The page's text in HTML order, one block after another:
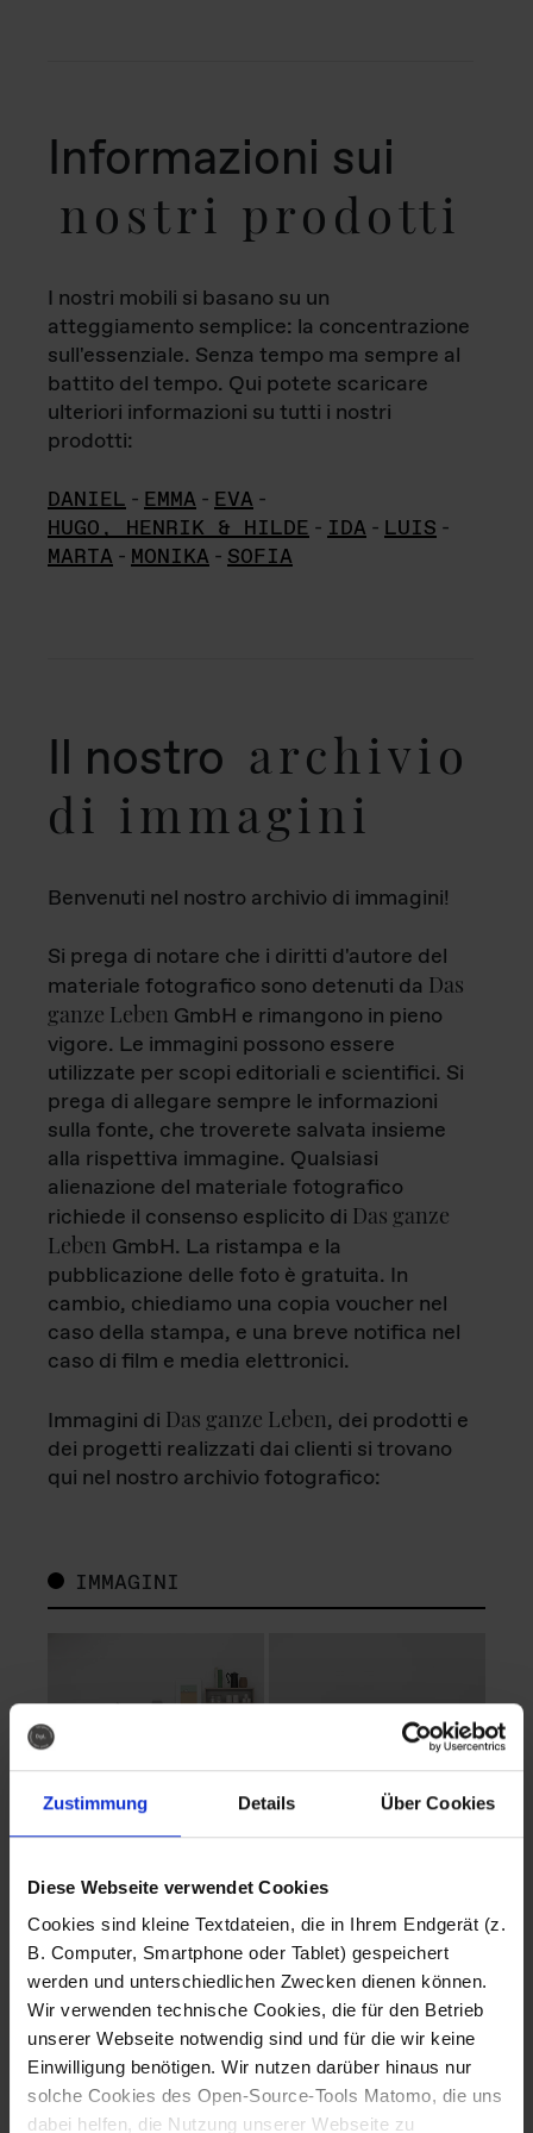
Zustimmung Details Über Cookies
Diese Webseite verwendet Cookies
Cookies sind kleine Textdateien, die in Ihrem Endgerät (z.
B. Computer, Smartphone oder Tablet) gespeichert
werden und unterschiedlichen Zwecken dienen können.
Wir verwenden technische Cookies, die für den Betrieb
unserer Webseite notwendig sind und für die wir keine
Einwilligung benötigen. Wir nutzen darüber hinaus nur
solche Cookies des Open-Source-Tools Matomo, die uns
dabei helfen, die Nutzung unserer Webseite zu
Informazioni sui
nostri prodotti
I nostri mobili si basano su un
atteggiamento semplice: la concentrazione
sull'essenziale. Senza tempo ma sempre al
battito del tempo. Qui potete scaricare
ulteriori informazioni su tutti i nostri
prodotti:
DANIEL - EMMA - EVA -
HUGO, HENRIK & HILDE - IDA - LUIS -
MARTA - MONIKA - SOFIA
Il nostro archivio
di immagini
Benvenuti nel nostro archivio di immagini!
Si prega di notare che i diritti d'autore del
materiale fotografico sono detenuti da Das
ganze Leben GmbH e rimangono in pieno
vigore. Le immagini possono essere
utilizzate per scopi editoriali e scientifici. Si
prega di allegare sempre le informazioni
sulla fonte, che troverete salvata insieme
alla rispettiva immagine. Qualsiasi
alienazione del materiale fotografico
richiede il consenso esplicito di Das ganze
Leben GmbH. La ristampa e la
pubblicazione delle foto è gratuita. In
cambio, chiediamo una copia voucher nel
caso della stampa, e una breve notifica nel
caso di film e media elettronici.
Immagini di Das ganze Leben, dei prodotti e
dei progetti realizzati dai clienti si trovano
qui nel nostro archivio fotografico:
IMMAGINI
Fotografo: Lorenz
Sternbach
Download
Fotografo: Lorenz
Sternbach
Download